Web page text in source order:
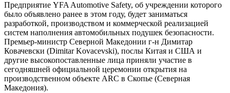
Предприятие YFA Automotive Safety, об учреждении которого
было объявлено ранее в этом году, будет заниматься
разработкой, производством и коммерческой реализацией
систем наполнения автомобильных подушек безопасности.
Премьер-министр Северной Македонии г-н Димитар
Ковачевски (Dimitar Kovacevski), послы Китая и США и
другие высокопоставленные лица приняли участие в
сегодняшней официальной церемонии открытия на
производственном объекте ARC в Скопье (Северная
Македония).